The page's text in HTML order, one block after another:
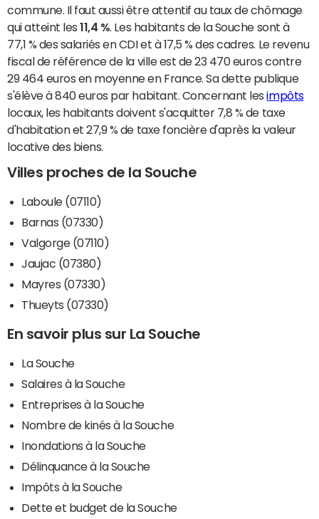
commune. Il faut aussi être attentif au taux de chômage
qui atteint les11,4 % . Les habitants de la Souche sont à
77,1 % des salariés en CDI et à 17,5 % des cadres. Le revenu
fiscal de référence de la ville est de 23 470 euros contre
29 464 euros en moyenne en France. Sa dette publique
s'élève à 840 euros par habitant. Concernant lesimpôts
locaux, les habitants doivent s'acquitter 7,8 % de taxe
d'habitation et 27,9 % de taxe foncière d'après la valeur
locative des biens.
Villes proches de la Souche
Laboule (07110)
Barnas (07330)
Valgorge (07110)
Jaujac (07380)
Mayres (07330)
Thueyts (07330)
En savoir plus sur La Souche
La Souche
Salaires à la Souche
Entreprises à la Souche
Nombre de kinés à la Souche
Inondations à la Souche
Délinquance à la Souche
Impôts à la Souche
Dette et budget de la Souche